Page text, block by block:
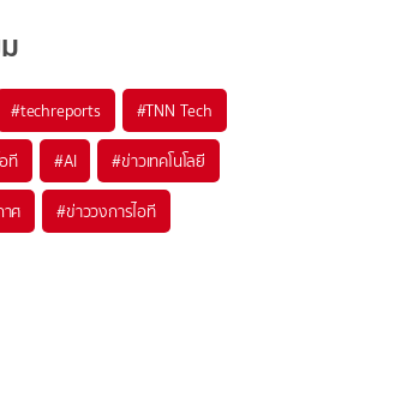
#techreports #TNN Tech
ที #AI #ข่าวเทคโนโลยี
ศ #ข่าววงการไอที